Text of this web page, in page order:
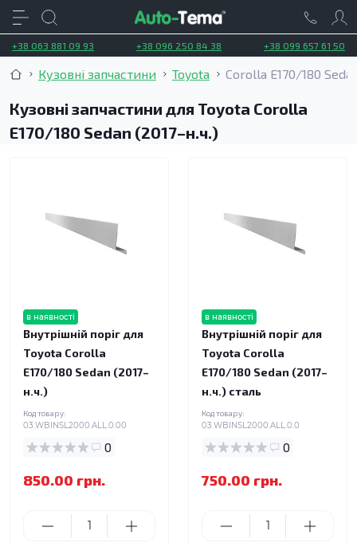
+38 063 881 09 93 +38 096 250 84 38 +38 099 657 61 50
Кузовні запчастини Toyota Corolla E170/180
Кузовні запчастини для Toyota Corolla
E170/180 Sedan (2017–н.ч.)
в наявності
Внутрішній поріг для
Toyota Corolla
E170/180 Sedan (2017–
н.ч.)
Код товару:
03.WBINSL2000.ALL.0.00
0
850.00 грн.
в наявності
Внутрішній поріг для
Toyota Corolla
E170/180 Sedan (2017–
н.ч.) сталь
Код товару:
03.WBINSL2000.ALL.0.0
0
750.00 грн.